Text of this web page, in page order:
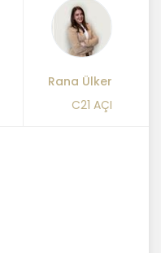
Rana Ülker
C21 AÇI